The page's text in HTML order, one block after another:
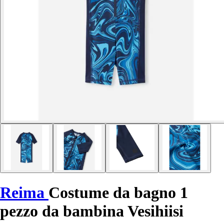
Reima Costume da bagno 1
pezzo da bambina Vesihiisi